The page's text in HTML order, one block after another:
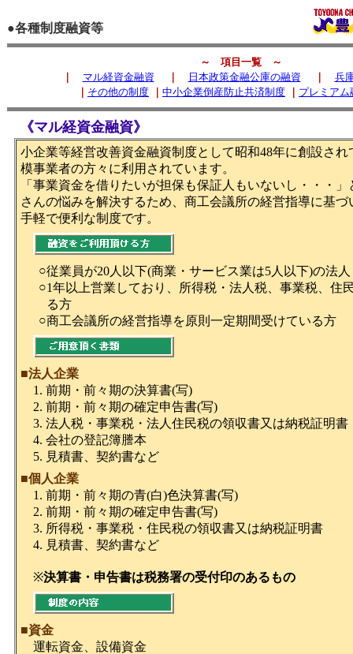
●各種制度融資等
～ 項目一覧 ～
マル経資金融資 日本政策金融公庫の融資
兵
その他の制度 中小企業倒産防止共済制度 プレミアム
《マル経資金融資》
小企業等経営改善資金融資制度として昭和48年に創設さ
模事業者の方々に利用されています。
「事業資金を借りたいが担保も保証人もいないし・・・
さんの悩みを解決するため、商工会議所の経営指導に基
手軽で便利な制度です。
○従業員が20人以下(商業・サービス業は5人以下)の法
○1年以上営業しており、所得税・法人税、事業税、住
る方
○商工会議所の経営指導を原則一定期間受けている方
■法人企業
1. 前期・前々期の決算書(写)
2. 前期・前々期の確定申告書(写)
3. 法人税・事業税・法人住民税の領収書又は納税証明書
4. 会社の登記簿謄本
5. 見積書、契約書など
■個人企業
1. 前期・前々期の青(白)色決算書(写)
2. 前期・前々期の確定申告書(写)
3. 所得税・事業税・住民税の領収書又は納税証明書
4. 見積書、契約書など
※決算書・申告書は税務署の受付印のあるもの
■資金
運転資金、設備資金